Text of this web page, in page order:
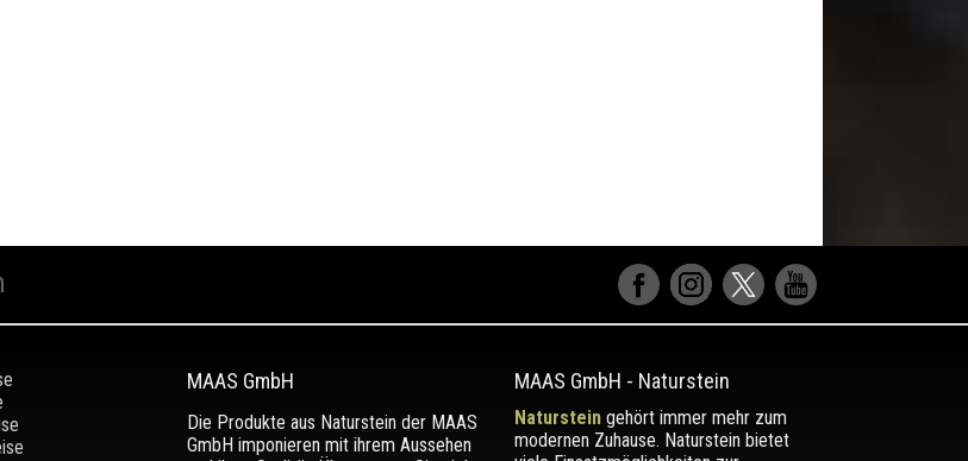
MAAS GmbH
Die Produkte aus Naturstein der MAAS
GmbH imponieren mit ihrem Aussehen
MAAS GmbH - Naturstein
Natursteingehört immer mehr zum
modernen Zuhause. Naturstein bietet